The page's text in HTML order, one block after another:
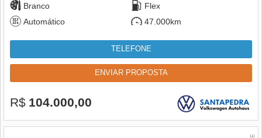
Branco
Flex
Automático
47.000km
TELEFONE
ENVIAR PROPOSTA
R$ 104.000,00